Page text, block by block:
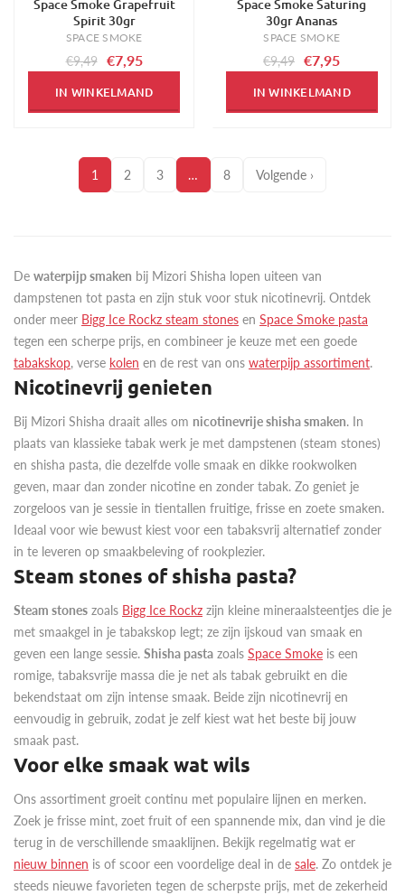
-16%
Space Smoke Grapefruit
Spirit 30gr
SPACE SMOKE
€9,49 €7,95
IN WINKELMAND
-16%
Space Smoke Saturing
30gr Ananas
SPACE SMOKE
€9,49 €7,95
IN WINKELMAND
1 2 3 … 8 Volgende ›
De waterpijp smaken bij Mizori Shisha lopen uiteen van
dampstenen tot pasta en zijn stuk voor stuk nicotinevrij. Ontdek
onder meer Bigg Ice Rockz steam stones en Space Smoke pasta
tegen een scherpe prijs, en combineer je keuze met een goede
tabakskop, verse kolen en de rest van ons waterpijp assortiment.
Nicotinevrij genieten
Bij Mizori Shisha draait alles om nicotinevrije shisha smaken. In
plaats van klassieke tabak werk je met dampstenen (steam stones)
en shisha pasta, die dezelfde volle smaak en dikke rookwolken
geven, maar dan zonder nicotine en zonder tabak. Zo geniet je
zorgeloos van je sessie in tientallen fruitige, frisse en zoete smaken.
Ideaal voor wie bewust kiest voor een tabaksvrij alternatief zonder
in te leveren op smaakbeleving of rookplezier.
Steam stones of shisha pasta?
Steam stones zoals Bigg Ice Rockz zijn kleine mineraalsteentjes die je
met smaakgel in je tabakskop legt; ze zijn ijskoud van smaak en
geven een lange sessie. Shisha pasta zoals Space Smoke is een
romige, tabaksvrije massa die je net als tabak gebruikt en die
bekendstaat om zijn intense smaak. Beide zijn nicotinevrij en
eenvoudig in gebruik, zodat je zelf kiest wat het beste bij jouw
smaak past.
Voor elke smaak wat wils
Ons assortiment groeit continu met populaire lijnen en merken.
Zoek je frisse mint, zoet fruit of een spannende mix, dan vind je die
terug in de verschillende smaaklijnen. Bekijk regelmatig wat er
nieuw binnen is of scoor een voordelige deal in de sale. Zo ontdek je
steeds nieuwe favorieten tegen de scherpste prijs, met de zekerheid